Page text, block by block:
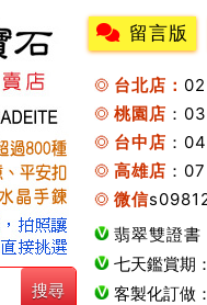
留言版
台北店：
桃園店 ：
台中店 ：
高雄店 ：
微信
翡翠雙證書
七天鑑賞期
客製化訂做